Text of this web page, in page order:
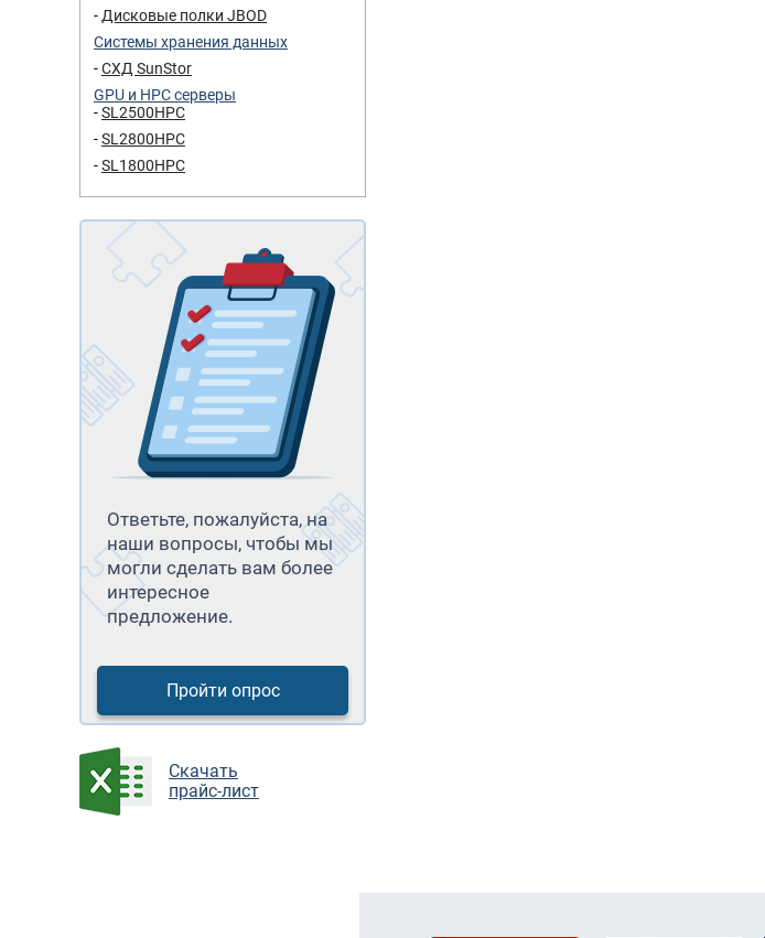
Дисковые полки JBOD
Системы хранения данных
СХД SunStor
GPU и HPC серверы
SL2500HPC
SL2800HPC
SL1800HPC
Ответьте, пожалуйста, на
наши вопросы, чтобы мы
могли сделать вам более
интересное
предложение.
Пройти опрос
Cкачать
прайс-лист